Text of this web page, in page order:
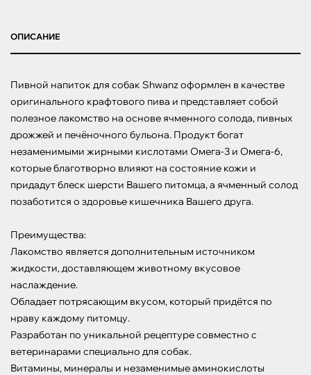
ОПИСАНИЕ
Пивной напиток для собак Shwanz оформлен в качестве
оригинального крафтового пива и представляет собой
полезное лакомство на основе ячменного солода, пивных
дрожжей и печёночного бульона. Продукт богат
незаменимыми жирными кислотами Омега-3 и Омега-6,
которые благотворно влияют на состояние кожи и
придадут блеск шерсти Вашего питомца, а ячменный солод
позаботится о здоровье кишечника Вашего друга.
Преимущества:
Лакомство является дополнительным источником
жидкости, доставляющем животному вкусовое
наслаждение.
Обладает потрясающим вкусом, который придётся по
нраву каждому питомцу.
Разработан по уникальной рецептуре совместно с
ветеринарами специально для собак.
Витамины, минералы и незаменимые аминокислоты